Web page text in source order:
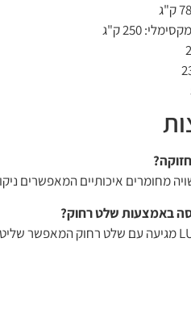
250 ק"ג
באמצעות שלט רחוק?